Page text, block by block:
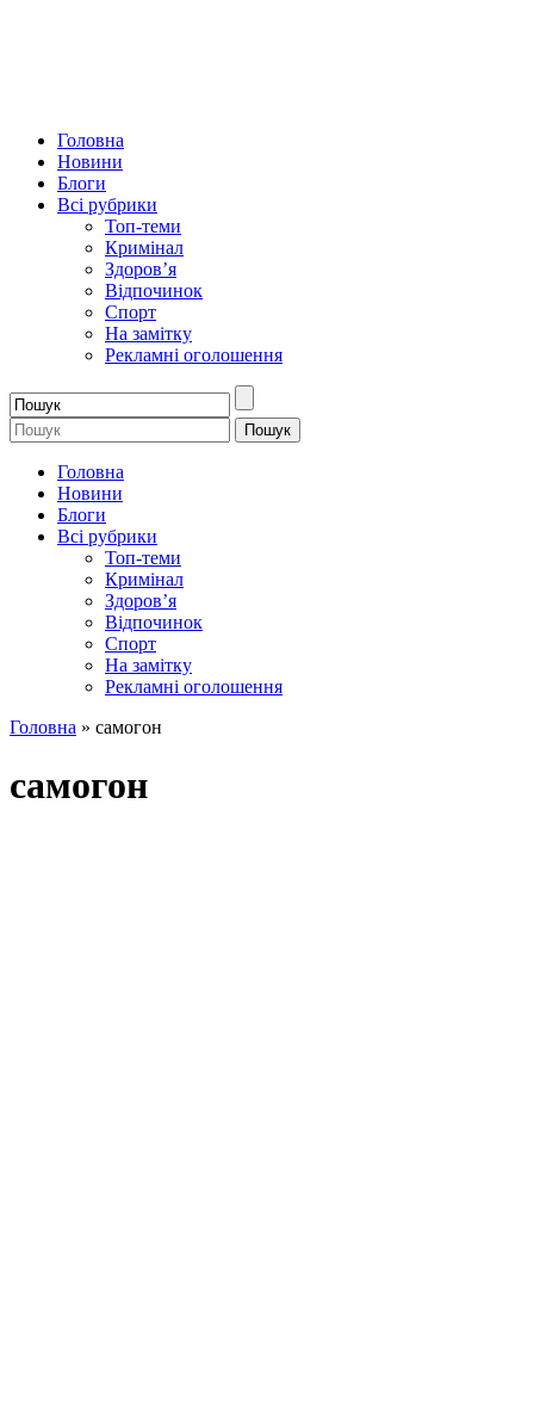
Головна
Новини
Блоги
Всі рубрики
Топ-теми
Кримінал
Здоров’я
Відпочинок
Спорт
На замітку
Рекламні оголошення
Головна
Новини
Блоги
Всі рубрики
Топ-теми
Кримінал
Здоров’я
Відпочинок
Спорт
На замітку
Рекламні оголошення
Головна » самогон
самогон